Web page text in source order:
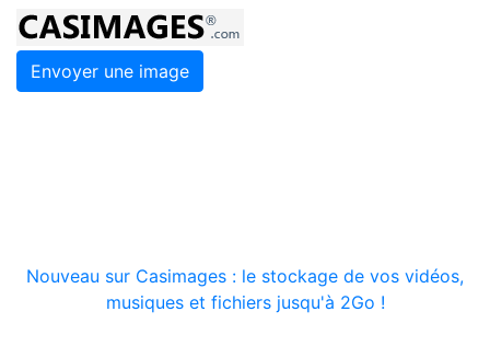
Envoyer une image
Nouveau sur Casimages : le stockage de vos vidéos,
musiques et fichiers jusqu'à 2Go !